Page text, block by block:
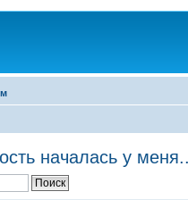
началась у